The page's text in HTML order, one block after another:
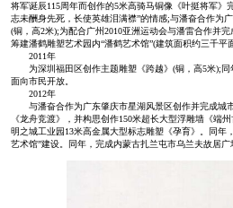
将军诞辰115周年而创作的5米高骑马铜像《叶挺将军》
志未酬身先死，长使英雄泪满襟”的情感;与潘奋合作为
(铜，高2米);为配合广州2010亚洲运动会与潘雷合作并
筹建潘鹤雕塑艺术园内“潘鹤艺术馆”(建筑面积约三千平
2011年
为深圳福田区创作主题雕塑《跨越》(铜，高5米);同
面向市民开放。
2012年
与潘奋合作为广东肇庆市星湖风景区创作并完成城市
《龙舟竞渡》，并构思创作150米超长大型浮雕墙《端
明之城工业园13米高金属大型标志雕塑《孕育》。同年
艺术馆”建设。同年，完成内蒙古扎兰屯市乌兰夫故居